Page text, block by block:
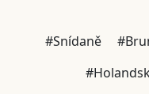
#Snídaně